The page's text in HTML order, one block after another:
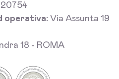
operativa: Via Assunta 19
18 - ROMA